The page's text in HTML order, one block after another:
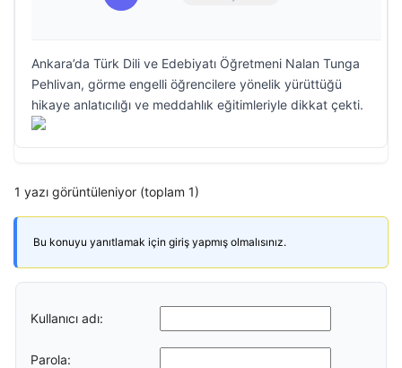
Ankara’da Türk Dili ve Edebiyatı Öğretmeni Nalan Tunga
Pehlivan, görme engelli öğrencilere yönelik yürüttüğü
hikaye anlatıcılığı ve meddahlık eğitimleriyle dikkat çekti.
1 yazı görüntüleniyor (toplam 1)
Bu konuyu yanıtlamak için giriş yapmış olmalısınız.
Kullanıcı adı:
Parola: